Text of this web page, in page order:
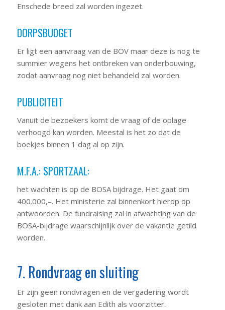
Enschede breed zal worden ingezet.
DORPSBUDGET
Er ligt een aanvraag van de BOV maar deze is nog te
summier wegens het ontbreken van onderbouwing,
zodat aanvraag nog niet behandeld zal worden.
PUBLICITEIT
Vanuit de bezoekers komt de vraag of de oplage
verhoogd kan worden. Meestal is het zo dat de
boekjes binnen 1 dag al op zijn.
M.F.A.: SPORTZAAL:
het wachten is op de BOSA bijdrage. Het gaat om
400.000,–. Het ministerie zal binnenkort hierop op
antwoorden. De fundraising zal in afwachting van de
BOSA-bijdrage waarschijnlijk over de vakantie getild
worden.
7. Rondvraag en sluiting
Er zijn geen rondvragen en de vergadering wordt
gesloten met dank aan Edith als voorzitter.